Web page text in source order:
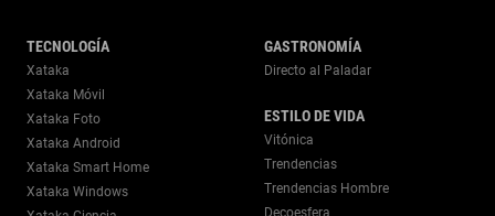
TECNOLOGÍA
Xataka
Xataka Móvil
Xataka Foto
Xataka Android
Xataka Smart Home
Xataka Windows
GASTRONOMÍA
Directo al Paladar
ESTILO DE VIDA
Vitónica
Trendencias
Trendencias Hombre